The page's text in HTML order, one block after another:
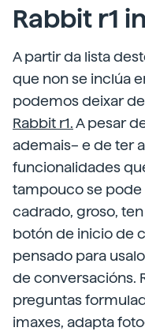
Rabbit r1
A partir da lista
que non se inclúa
podemos deixar
Rabbit r1.A pesar
ademais– e de ter
funcionalidades
tampouco se pode
cadrado, groso,
botón de inicio de
pensado para
de conversacións.
preguntas
imaxes, adapta